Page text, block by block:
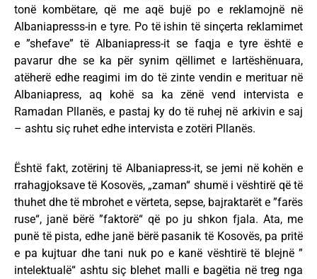
tonë kombëtare, që me aqë bujë po e reklamojnë në
Albaniapresss-in e tyre. Po të ishin të sinçerta reklamimet
e ”shefave” të Albaniapress-it se faqja e tyre është e
pavarur dhe se ka për synim qëllimet e lartëshënuara,
atëherë edhe reagimi im do të zinte vendin e merituar në
Albaniapress, aq kohë sa ka zënë vend intervista e
Ramadan Pllanës, e pastaj ky do të ruhej në arkivin e saj
– ashtu siç ruhet edhe intervista e zotëri Pllanës.
Është fakt, zotërinj të Albaniapress-it, se jemi në kohën e
rrahagjoksave të Kosovës, „zaman“ shumë i vështirë që të
thuhet dhe të mbrohet e vërteta, sepse, bajraktarët e ”farës
ruse“, janë bërë ”faktorë“ që po ju shkon fjala. Ata, me
punë të pista, edhe janë bërë pasanik të Kosovës, pa pritë
e pa kujtuar dhe tani nuk po e kanë vështirë të blejnë ”
intelektualë“ ashtu siç blehet malli e bagëtia në treg nga